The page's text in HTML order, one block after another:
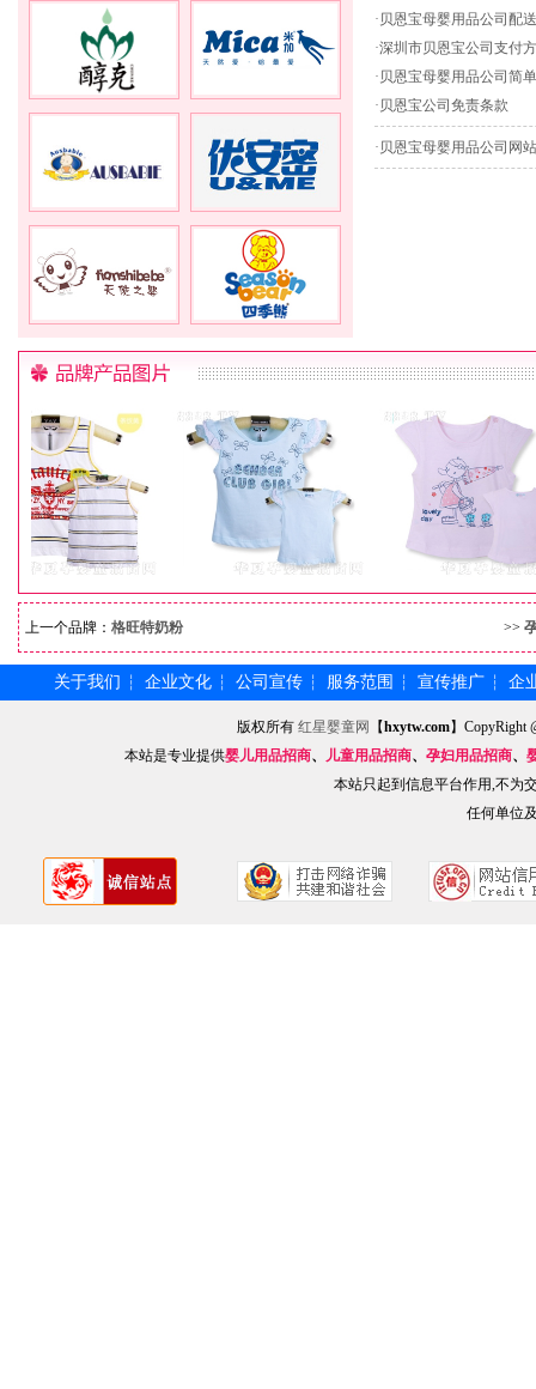
· 贝恩宝母婴用品公司配
·深圳市贝恩宝公司支付
· 贝恩宝母婴用品公司简
· 贝恩宝公司免责条款
· 贝恩宝母婴用品公司网
上一个品牌： 格旺特奶粉 >>
关于我们 ┆ 企业文化 ┆ 公司宣传 ┆ 服务范围 ┆ 宣传推广 ┆ 企
版权所有红星婴童网 【hxytw.com】CopyRight
本站是专业提供婴儿用品招商、 儿童用品招商、 孕妇用品招商、
本站只起到信息平台作用,不为
任何单位